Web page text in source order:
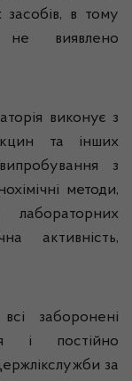
засобів, в тому
виявлено
виконує з
та інших
з
методи,
лабораторних
активність,
заборонені
і постійно
за